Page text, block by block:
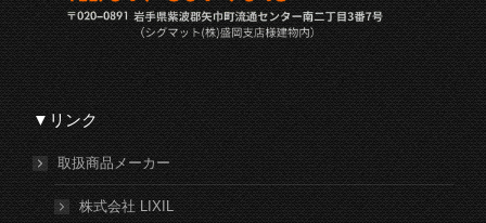
▼リンク
取扱商品メーカー
株式会社 LIXIL